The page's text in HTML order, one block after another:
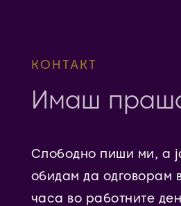
КОНТАКТ
Имаш
Слободно пиши ми, а
обидам да одговорам
часа во работните